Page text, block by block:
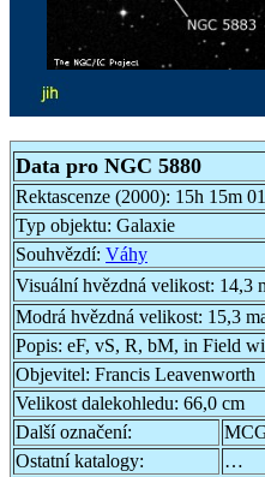
Data pro NGC 5880
Rektascenze (2000): 15h 15m
Typ objektu: Galaxie
Souhvězdí: Váhy
Visuální hvězdná velikost: 14,3
Modrá hvězdná velikost: 15,3
Popis: eF, vS, R, bM, in Field
Objevitel: Francis Leavenworth
Velikost dalekohledu: 66,0 cm
Další označení:
Ostatní katalogy:
…